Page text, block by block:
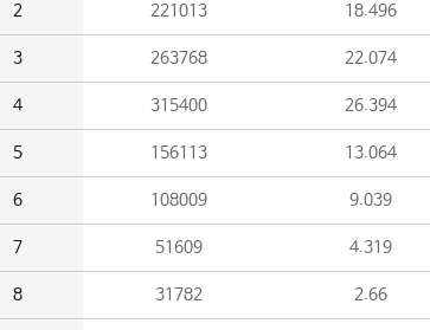
2 221013 18.496
3 263768 22.074
4 315400 26.394
5 156113 13.064
6 108009 9.039
7 51609 4.319
8 31782 2.66